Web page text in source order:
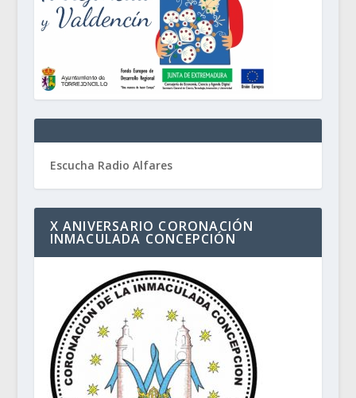
Escucha Radio Alfares
X ANIVERSARIO CORONACIÓN
INMACULADA CONCEPCIÓN